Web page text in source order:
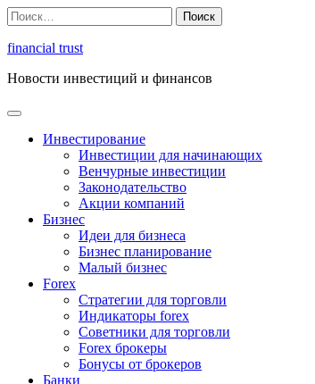
Перейти
к
содержимому
Найти:
financial trust
Новости инвестиций и финансов
Инвестирование
Инвестиции для начинающих
Венчурные инвестиции
Законодательство
Акции компаний
Бизнес
Идеи для бизнеса
Бизнес планирование
Малый бизнес
Forex
Стратегии для торговли
Индикаторы forex
Советники для торговли
Forex брокеры
Бонусы от брокеров
Банки